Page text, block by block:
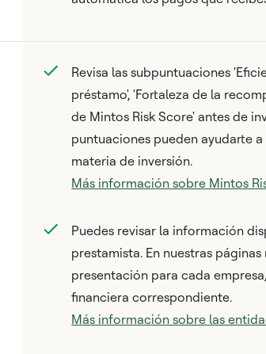
Revisa las subpuntuaciones
préstamo', 'Fortaleza de la
de Mintos Risk Score' antes de
puntuaciones pueden ayudarte
materia de inversión.
Más información sobre Mintos
Puedes revisar la información
prestamista. En nuestras
presentación para cada
financiera correspondiente.
Más información sobre las